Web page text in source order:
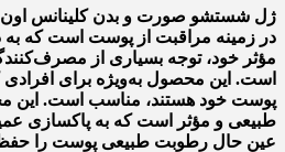
ژل شستشو صورت و بدن کلینانس
در زمینه مراقبت از پوست است که
مؤثر خود، توجه بسیاری از
است. این محصول به‌ویژه برای افرادی
پوست خود هستند، مناسب است. این
طبیعی و مؤثر است که به پاکسازی
عین حال رطوبت طبیعی پوست را حفظ